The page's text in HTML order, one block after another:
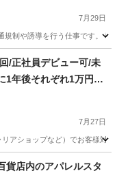
7月29日
制や誘導を行う仕事です。
未経験/正社員デビュー可/未
1年後それぞれ1万円昇
げる/土日休み相談可/
社には無い豊富なキ
7月27日
アショップなど）でお客様対
貨店内のアパレルスタ